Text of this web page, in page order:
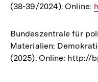
(38-39/2024). Online:
Bundeszentrale für
Materialien:
(2025). Online: http://